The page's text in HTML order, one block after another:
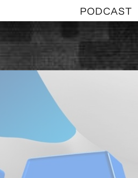
PODCAST